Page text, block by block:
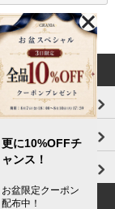
更に10%OFFチ
ャンス！
お盆限定クーポン
配布中！